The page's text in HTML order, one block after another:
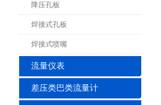
降压孔板
焊接式孔板
焊接式喷嘴
流量仪表
差压类巴类流量计